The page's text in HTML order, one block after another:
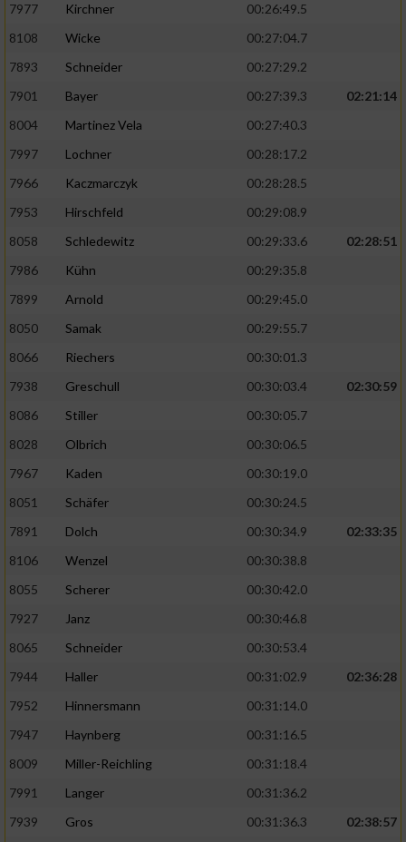
7977
Kirchner
00:26:49.5
8108
Wicke
00:27:04.7
7893
Schneider
00:27:29.2
7901
Bayer 00:27:39.3
02:21:14
8004
Martinez Vela
00:27:40.3
7997
Lochner
00:28:17.2
7966
Kaczmarczyk
00:28:28.5
7953
Hirschfeld
00:29:08.9
8058
Schledewitz 00:29:33.6
02:28:51
7986
Kühn
00:29:35.8
7899
Arnold
00:29:45.0
8050
Samak
00:29:55.7
8066
Riechers
00:30:01.3
7938
Greschull 00:30:03.4
02:30:59
8086
Stiller
00:30:05.7
8028
Olbrich
00:30:06.5
7967
Kaden
00:30:19.0
8051
Schäfer
00:30:24.5
7891
Dolch 00:30:34.9
02:33:35
8106
Wenzel
00:30:38.8
8055
Scherer
00:30:42.0
7927
Janz
00:30:46.8
8065
Schneider
00:30:53.4
7944
Haller 00:31:02.9
02:36:28
7952
Hinnersmann
00:31:14.0
7947
Haynberg
00:31:16.5
8009
Miller-Reichling
00:31:18.4
7991
Langer
00:31:36.2
7939
Gros 00:31:36.3
02:38:57